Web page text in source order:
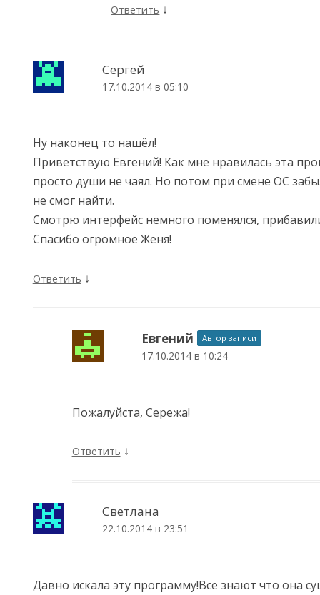
Ответить ↓
Сергей
17.10.2014 в 05:10
Ну наконец то нашёл!
Приветствую Евгений! Как мне нравилась эта
просто души не чаял. Но потом при смене ОС
не смог найти.
Смотрю интерфейс немного поменялся,
Спасибо огромное Женя!
Ответить ↓
Евгений Автор записи
17.10.2014 в 10:24
Пожалуйста, Сережа!
Ответить ↓
Светлана
22.10.2014 в 23:51
Давно искала эту программу!Все знают что она